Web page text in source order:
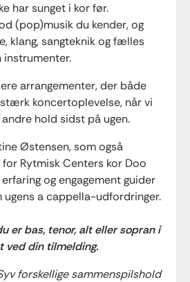
har sunget i kor før.
(pop)musik du kender, og
klang, sangteknik og fælles
arrangementer, der både
koncertoplevelse, når vi
hold sidst på ugen.
Østensen, som også
Rytmisk Centers kor Doo
og engagement guider
ugens a cappella-udfordringer.
er bas, tenor, alt eller sopran i
din tilmelding.
forskellige sammenspilshold